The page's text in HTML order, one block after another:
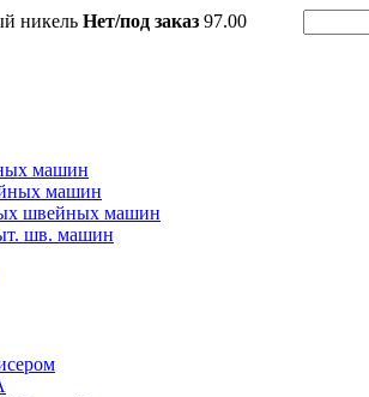
никель Нет/под заказ 97.00
машин
машин
швейных машин
шв. машин